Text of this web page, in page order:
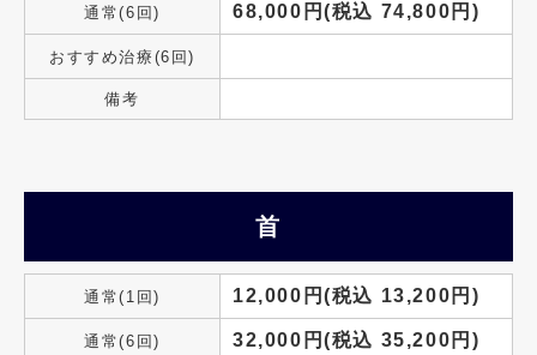
通常(6回) 68,000円(税込 74,800円)
おすすめ治療(6回)
備考
首
通常(1回) 12,000円(税込 13,200円)
通常(6回) 32,000円(税込 35,200円)